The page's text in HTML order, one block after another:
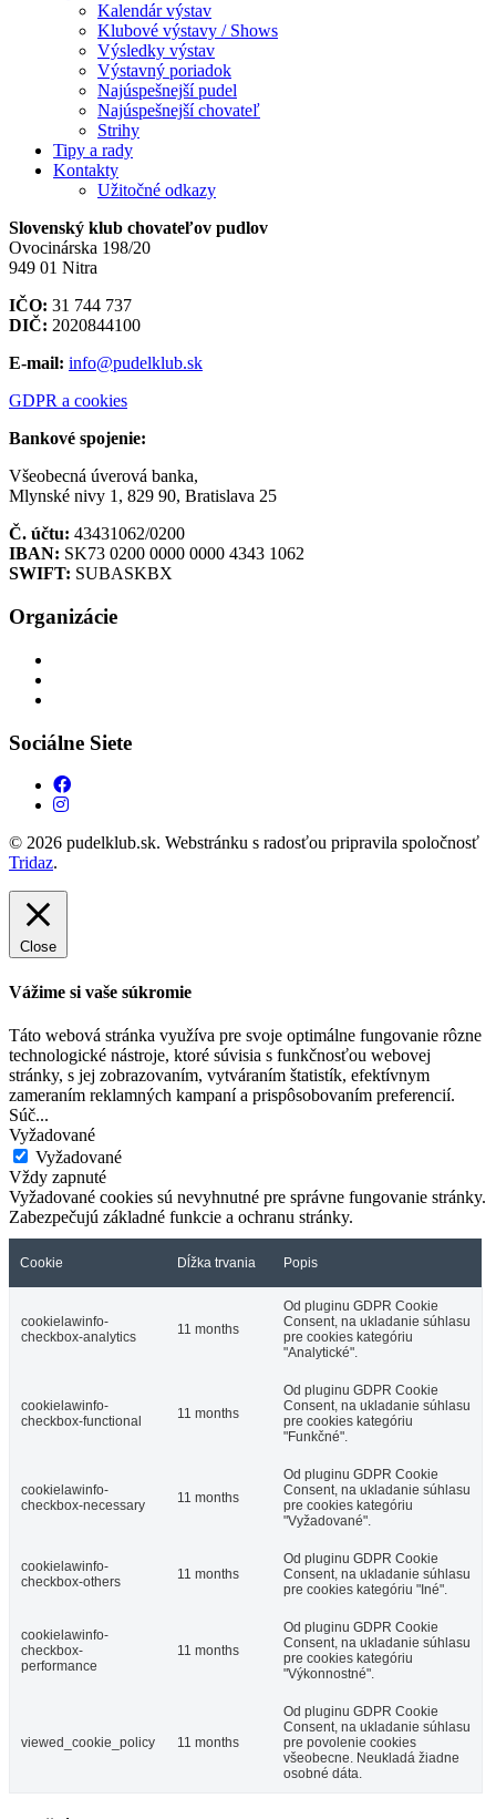
Kalendár výstav
Klubové výstavy / Shows
Výsledky výstav
Výstavný poriadok
Najúspešnejší pudel
Najúspešnejší chovateľ
Strihy
Tipy a rady
Kontakty
Užitočné odkazy
Slovenský klub chovateľov pudlov
Ovocinárska 198/20
949 01 Nitra
IČO: 31 744 737
DIČ: 2020844100
E-mail: info@pudelklub.sk
GDPR a cookies
Bankové spojenie:
Všeobecná úverová banka,
Mlynské nivy 1, 829 90, Bratislava 25
Č. účtu: 43431062/0200
IBAN: SK73 0200 0000 0000 4343 1062
SWIFT: SUBASKBX
Organizácie
Sociálne Siete
© 2026 pudelklub.sk. Webstránku s radosťou pripravila spoločnosť
Tridaz.
Close
Vážime si vaše súkromie
Táto webová stránka využíva pre svoje optimálne fungovanie rôzne
technologické nástroje, ktoré súvisia s funkčnosťou webovej
stránky, s jej zobrazovaním, vytváraním štatistík, efektívnym
zameraním reklamných kampaní a prispôsobovaním preferencií.
Súč...
Vyžadované
Vyžadované
Vždy zapnuté
Vyžadované cookies sú nevyhnutné pre správne fungovanie stránky.
Zabezpečujú základné funkcie a ochranu stránky.
Cookie Dĺžka trvania Popis
cookielawinfo-
checkbox-analytics
11 months
Od pluginu GDPR Cookie
Consent, na ukladanie súhlasu
pre cookies kategóriu
"Analytické".
cookielawinfo-
checkbox-functional
11 months
Od pluginu GDPR Cookie
Consent, na ukladanie súhlasu
pre cookies kategóriu
"Funkčné".
cookielawinfo-
checkbox-necessary
11 months
Od pluginu GDPR Cookie
Consent, na ukladanie súhlasu
pre cookies kategóriu
"Vyžadované".
cookielawinfo-
checkbox-others
11 months
Od pluginu GDPR Cookie
Consent, na ukladanie súhlasu
pre cookies kategóriu "Iné".
cookielawinfo-
checkbox-
performance
11 months
Od pluginu GDPR Cookie
Consent, na ukladanie súhlasu
pre cookies kategóriu
"Výkonnostné".
viewed_cookie_policy 11 months
Od pluginu GDPR Cookie
Consent, na ukladanie súhlasu
pre povolenie cookies
všeobecne. Neukladá žiadne
osobné dáta.